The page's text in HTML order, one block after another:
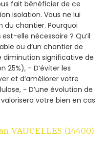
fait bénéficier de ce
isolation. Vous ne lui
du chantier. Pourquoi
est-elle nécessaire ? Qu’il
ou d’un chantier de
diminution significative de
25%), - D’éviter les
et d’améliorer votre
- D’une évolution de
votre bien en cas
VAUCELLES (14400)